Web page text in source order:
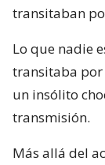
transitaban
Lo que nadie
transitaba por
un insólito
transmisión.
Más allá del